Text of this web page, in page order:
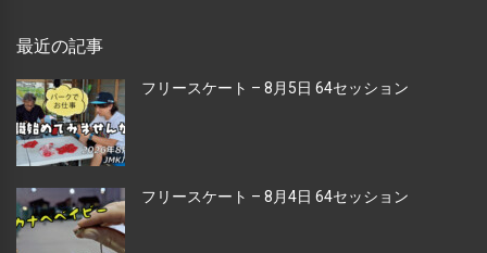
最近の記事
フリースケート – 8月5日 64セッション
フリースケート – 8月4日 64セッション